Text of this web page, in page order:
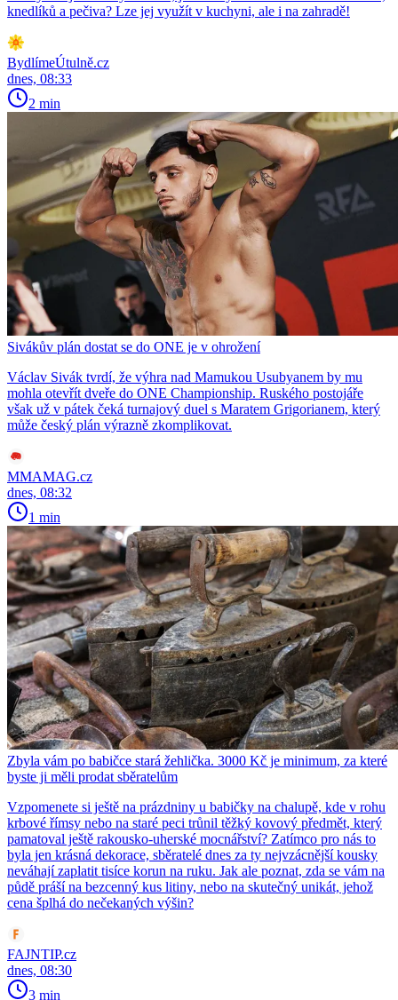
knedlíků a pečiva? Lze jej využít v kuchyni, ale i na zahradě!
BydlímeÚtulně.cz
dnes, 08:33
2 min
Sivákův plán dostat se do ONE je v ohrožení
Václav Sivák tvrdí, že výhra nad Mamukou Usubyanem by mu
mohla otevřít dveře do ONE Championship. Ruského postojáře
však už v pátek čeká turnajový duel s Maratem Grigorianem, který
může český plán výrazně zkomplikovat.
MMAMAG.cz
dnes, 08:32
1 min
Zbyla vám po babičce stará žehlička. 3000 Kč je minimum, za které
byste ji měli prodat sběratelům
Vzpomenete si ještě na prázdniny u babičky na chalupě, kde v rohu
krbové římsy nebo na staré peci trůnil těžký kovový předmět, který
pamatoval ještě rakousko-uherské mocnářství? Zatímco pro nás to
byla jen krásná dekorace, sběratelé dnes za ty nejvzácnější kousky
neváhají zaplatit tisíce korun na ruku. Jak ale poznat, zda se vám na
půdě práší na bezcenný kus litiny, nebo na skutečný unikát, jehož
cena šplhá do nečekaných výšin?
FAJNTIP.cz
dnes, 08:30
3 min